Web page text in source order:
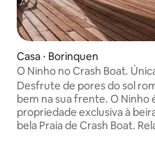
Casa ⋅ Borinquen
O Ninho no Crash Boat.
praia
Desfrute de pores do sol
bem na sua frente. O Ninho
propriedade exclusiva à
bela Praia de Crash Boat.